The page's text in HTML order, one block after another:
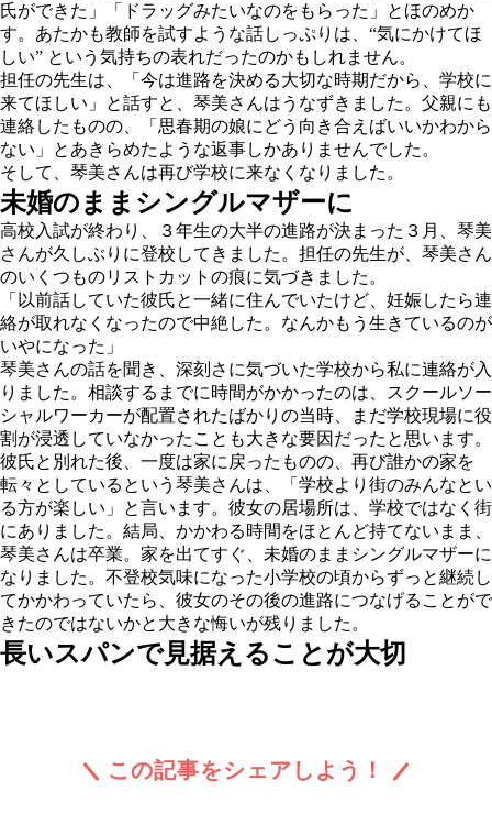
氏ができた」「ドラッグみたいなのをもらった」とほのめか
す。あたかも教師を試すような話しっぷりは、“気にかけてほ
しい” という気持ちの表れだったのかもしれません。
担任の先生は、「今は進路を決める大切な時期だから、学校に
来てほしい」と話すと、琴美さんはうなずきました。父親にも
連絡したものの、「思春期の娘にどう向き合えばいいかわから
ない」とあきらめたような返事しかありませんでした。
そして、琴美さんは再び学校に来なくなりました。
未婚のままシングルマザーに
高校入試が終わり、３年生の大半の進路が決まった３月、琴美
さんが久しぶりに登校してきました。担任の先生が、琴美さん
のいくつものリストカットの痕に気づきました。
「以前話していた彼氏と一緒に住んでいたけど、妊娠したら連
絡が取れなくなったので中絶した。なんかもう生きているのが
いやになった」
琴美さんの話を聞き、深刻さに気づいた学校から私に連絡が入
りました。相談するまでに時間がかかったのは、スクールソー
シャルワーカーが配置されたばかりの当時、まだ学校現場に役
割が浸透していなかったことも大きな要因だったと思います。
彼氏と別れた後、一度は家に戻ったものの、再び誰かの家を
転々としているという琴美さんは、「学校より街のみんなとい
る方が楽しい」と言います。彼女の居場所は、学校ではなく街
にありました。結局、かかわる時間をほとんど持てないまま、
琴美さんは卒業。家を出てすぐ、未婚のままシングルマザーに
なりました。不登校気味になった小学校の頃からずっと継続し
てかかわっていたら、彼女のその後の進路につなげることがで
きたのではないかと大きな悔いが残りました。
長いスパンで見据えることが大切
この記事をシェアしよう！